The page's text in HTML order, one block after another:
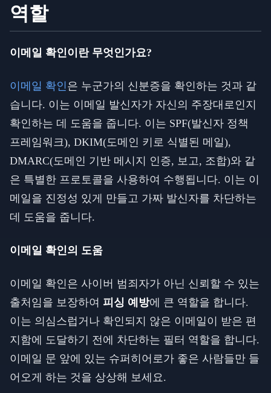
역할
이메일 확인이란 무엇인가요?
이메일 확인은 누군가의 신분증을 확인하는 것과 같
습니다. 이는 이메일 발신자가 자신의 주장대로인지
확인하는 데 도움을 줍니다. 이는 SPF(발신자 정책
프레임워크), DKIM(도메인 키로 식별된 메일),
DMARC(도메인 기반 메시지 인증, 보고, 조합)와 같
은 특별한 프로토콜을 사용하여 수행됩니다. 이는 이
메일을 진정성 있게 만들고 가짜 발신자를 차단하는
데 도움을 줍니다.
이메일 확인의 도움
이메일 확인은 사이버 범죄자가 아닌 신뢰할 수 있는
출처임을 보장하여 피싱 예방에 큰 역할을 합니다.
이는 의심스럽거나 확인되지 않은 이메일이 받은 편
지함에 도달하기 전에 차단하는 필터 역할을 합니다.
이메일 문 앞에 있는 슈퍼히어로가 좋은 사람들만 들
어오게 하는 것을 상상해 보세요.